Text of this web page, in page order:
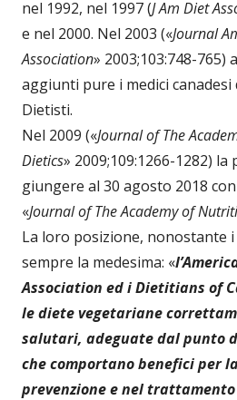
nel 1992, nel 1997 (J Am Diet
e nel 2000. Nel 2003 («Journal
Association» 2003;103:748-
aggiunti pure i medici canadesi
Dietisti.
Nel 2009 («Journal of The
Dietics» 2009;109:1266-1282)
giungere al 30 agosto 2018
«Journal of The Academy of
La loro posizione, nonostante
sempre la medesima: «
Association ed i Dietitians of
le diete vegetariane
salutari, adeguate dal punto
che comportano benefici per
prevenzione e nel